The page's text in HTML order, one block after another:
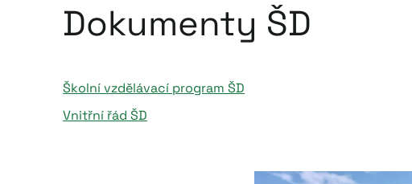
Dokumenty ŠD
Školní vzdělávací program ŠD
Vnitřní řád ŠD